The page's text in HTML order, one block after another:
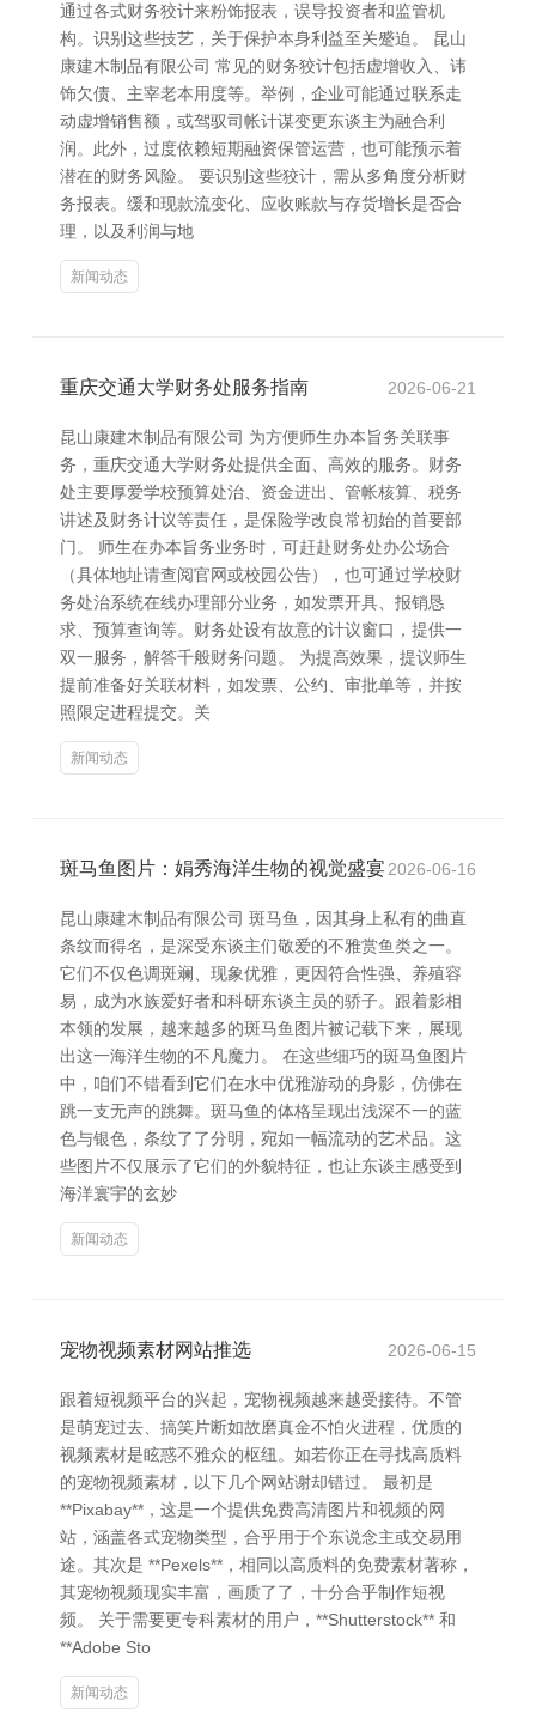
通过各式财务狡计来粉饰报表，误导投资者和监管机
构。识别这些技艺，关于保护本身利益至关蹙迫。 昆山
康建木制品有限公司 常见的财务狡计包括虚增收入、讳
饰欠债、主宰老本用度等。举例，企业可能通过联系走
动虚增销售额，或驾驭司帐计谋变更东谈主为融合利
润。此外，过度依赖短期融资保管运营，也可能预示着
潜在的财务风险。 要识别这些狡计，需从多角度分析财
务报表。缓和现款流变化、应收账款与存货增长是否合
理，以及利润与地
新闻动态
重庆交通大学财务处服务指南 2026-06-21
昆山康建木制品有限公司 为方便师生办本旨务关联事
务，重庆交通大学财务处提供全面、高效的服务。财务
处主要厚爱学校预算处治、资金进出、管帐核算、税务
讲述及财务计议等责任，是保险学改良常初始的首要部
门。 师生在办本旨务业务时，可赶赴财务处办公场合
（具体地址请查阅官网或校园公告），也可通过学校财
务处治系统在线办理部分业务，如发票开具、报销恳
求、预算查询等。财务处设有故意的计议窗口，提供一
双一服务，解答千般财务问题。 为提高效果，提议师生
提前准备好关联材料，如发票、公约、审批单等，并按
照限定进程提交。关
新闻动态
斑马鱼图片：娟秀海洋生物的视觉盛宴2026-06-16
昆山康建木制品有限公司 斑马鱼，因其身上私有的曲直
条纹而得名，是深受东谈主们敬爱的不雅赏鱼类之一。
它们不仅色调斑斓、现象优雅，更因符合性强、养殖容
易，成为水族爱好者和科研东谈主员的骄子。跟着影相
本领的发展，越来越多的斑马鱼图片被记载下来，展现
出这一海洋生物的不凡魔力。 在这些细巧的斑马鱼图片
中，咱们不错看到它们在水中优雅游动的身影，仿佛在
跳一支无声的跳舞。斑马鱼的体格呈现出浅深不一的蓝
色与银色，条纹了了分明，宛如一幅流动的艺术品。这
些图片不仅展示了它们的外貌特征，也让东谈主感受到
海洋寰宇的玄妙
新闻动态
宠物视频素材网站推选 2026-06-15
跟着短视频平台的兴起，宠物视频越来越受接待。不管
是萌宠过去、搞笑片断如故磨真金不怕火进程，优质的
视频素材是眩惑不雅众的枢纽。如若你正在寻找高质料
的宠物视频素材，以下几个网站谢却错过。 最初是
**Pixabay**，这是一个提供免费高清图片和视频的网
站，涵盖各式宠物类型，合乎用于个东说念主或交易用
途。其次是 **Pexels**，相同以高质料的免费素材著称，
其宠物视频现实丰富，画质了了，十分合乎制作短视
频。 关于需要更专科素材的用户，**Shutterstock** 和
**Adobe Sto
新闻动态